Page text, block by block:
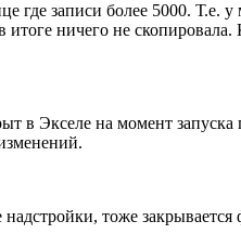
где записи более 5000. Т.е.
ничего не скопировала.
в Экселе на момент
тоже